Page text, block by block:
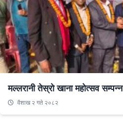
मल्लरानी तेस्रो खाना महोत्सव सम्पन्न
वैशाख २ गते २०८२